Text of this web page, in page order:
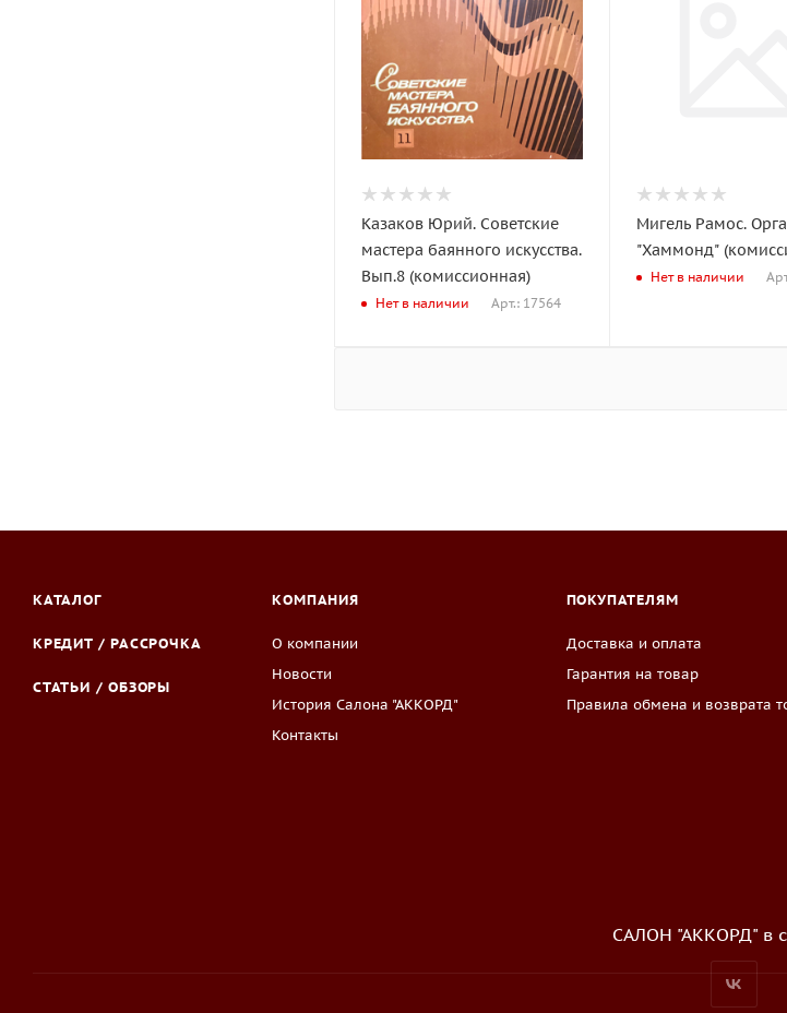
Казаков Юрий. Советские
мастера баянного искусства.
Вып.8 (комиссионная)
Нет в наличии Арт.: 17564
Мигель Рамос.
"Хаммонд"
Нет в наличии
КАТАЛОГ
КРЕДИТ / РАССРОЧКА
СТАТЬИ / ОБЗОРЫ
КОМПАНИЯ
О компании
Новости
История Салона "АККОРД"
Контакты
ПОКУПАТЕЛЯМ
Доставка и оплата
Гарантия на товар
Правила обмена и возврата
САЛОН "АККОРД" в